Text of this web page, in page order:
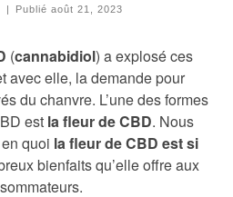
Publiéaoût 21, 2023
(cannabidiol) a explosé ces
avec elle, la demande pour
du chanvre. L’une des formes
est la fleur de CBD. Nous
quoi la fleur de CBD est si
bienfaits qu’elle offre aux